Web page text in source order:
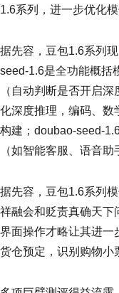
1.6系列，进一步优化
据先容，豆包1.6系列
seed-1.6是全功能概括
（自动判断是否开启
化深度推理，编码、数
构建；doubao-seed-
（如智能客服、语音助
据先容，豆包1.6系列
祥融会和贬责真确天下
界面操作才略让其进一
货仓预定，识别购物小